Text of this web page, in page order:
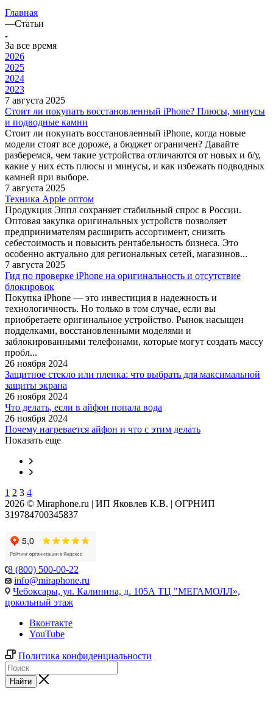
Главная
—Статьи
За все время
2026
2025
2024
2023
7 августа 2025
Стоит ли покупать восстановленный iPhone? Плюсы, минусы
и подводные камни
Стоит ли покупать восстановленный iPhone, когда новые
модели стоят все дороже, а бюджет ограничен? Давайте
разберемся, чем такие устройства отличаются от новых и б/у,
какие у них есть плюсы и минусы, и как избежать подводных
камней при выборе.
7 августа 2025
Техника Apple оптом
Продукция Эппл сохраняет стабильный спрос в России.
Оптовая закупка оригинальных устройств позволяет
предпринимателям расширить ассортимент, снизить
себестоимость и повысить рентабельность бизнеса. Это
особенно актуально для региональных сетей, магазинов...
7 августа 2025
Гид по проверке iPhone на оригинальность и отсутствие
блокировок
Покупка iPhone — это инвестиция в надежность и
технологичность. Но только в том случае, если вы
приобретаете оригинальное устройство. Рынок насыщен
подделками, восстановленными моделями и
заблокированными телефонами, которые могут создать массу
пробл...
26 ноября 2024
Защитное стекло или пленка: что выбрать для максимальной
защиты экрана
26 ноября 2024
Что делать, если в айфон попала вода
26 ноября 2024
Почему нагревается айфон и что с этим делать
Показать еще
1 2 3 4
2026 © Miraphone.ru | ИП Яковлев К.В. | ОГРНИП
319784700345837
8 (800) 500-00-22
info@miraphone.ru
Чебоксары, ул. Калинина, д. 105А ТЦ "МЕГАМОЛЛ»,
цокольный этаж
Вконтакте
YouTube
Политика конфиденциальности
Найти